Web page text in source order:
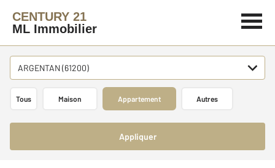
CENTURY 21
ML Immobilier
ARGENTAN (61200)
Tous Maison Appartement Autres
Appliquer